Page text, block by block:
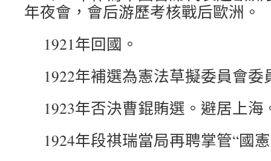
年夜會，會后游歷考核戰后歐洲。
1921年回國。
1922年補選為憲法草擬委員會委
1923年否決曹錕賄選。避居上海
1924年段祺瑞當局再聘掌管“國